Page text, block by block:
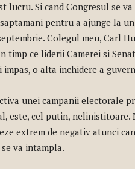
lucru. Si cand Congresul se
pentru a ajunge la
Colegul meu, Carl
timp ce liderii Camerei si
o alta inchidere a
unei campanii electorale
este, cel putin, nelinistitoare.
extrem de negativ atunci
va intampla.